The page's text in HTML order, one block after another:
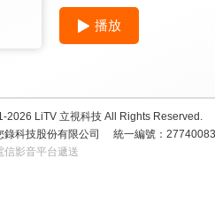
播放
2026 LiTV 立視科技 All Rights Reserved.
科技股份有限公司
統一編號：
信影音平台遞送